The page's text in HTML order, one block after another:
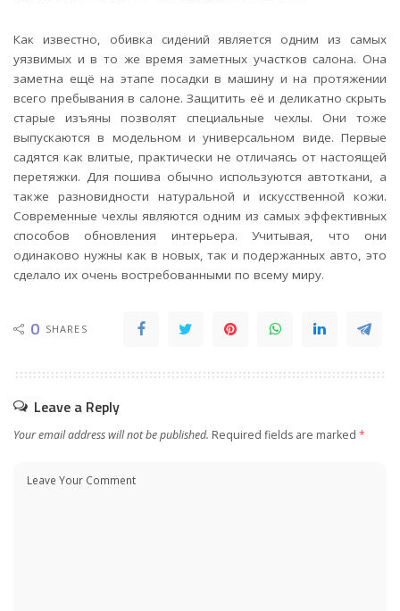
Как известно, обивка сидений является одним из самых
уязвимых и в то же время заметных участков салона. Она
заметна ещё на этапе посадки в машину и на протяжении
всего пребывания в салоне. Защитить её и деликатно скрыть
старые изъяны позволят специальные чехлы. Они тоже
выпускаются в модельном и универсальном виде. Первые
садятся как влитые, практически не отличаясь от настоящей
перетяжки. Для пошива обычно используются автоткани, а
также разновидности натуральной и искусственной кожи.
Современные чехлы являются одним из самых эффективных
способов обновления интерьера. Учитывая, что они
одинаково нужны как в новых, так и подержанных авто, это
сделало их очень востребованными по всему миру.
0 SHARES
Leave a Reply
Your email address will not be published. Required fields are marked *